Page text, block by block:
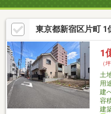
東京都新宿区片町 1
1
（
土
用
建
容
建